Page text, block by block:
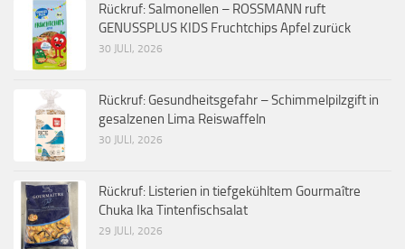
Rückruf: Salmonellen – ROSSMANN ruft
GENUSSPLUS KIDS Fruchtchips Apfel zurück
30 JULI, 2026
Rückruf: Gesundheitsgefahr – Schimmelpilzgift in
gesalzenen Lima Reiswaffeln
30 JULI, 2026
Rückruf: Listerien in tiefgekühltem Gourmaître
Chuka Ika Tintenfischsalat
29 JULI, 2026